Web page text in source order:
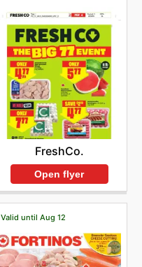
FreshCo.
Open flyer
Valid until Aug 12